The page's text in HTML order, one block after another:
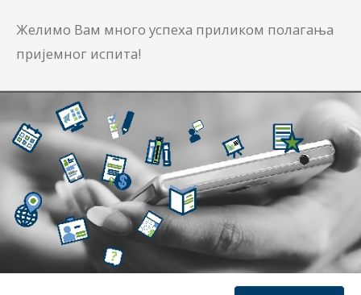
Желимо Вам много успеха приликом полагања
пријемног испита!